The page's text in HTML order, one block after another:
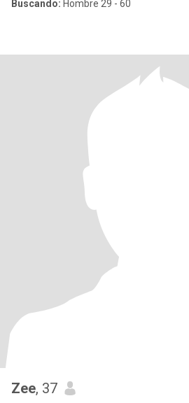
Buscando: Hombre 29 - 60
Zee, 37